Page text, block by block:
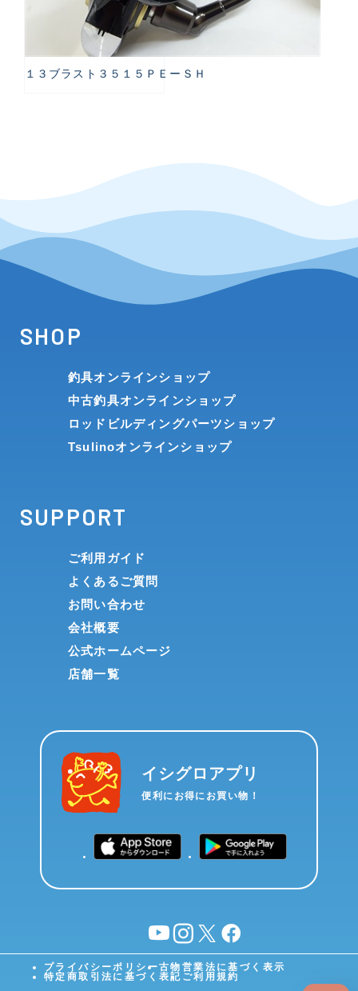
１３ブラスト３５１５ＰＥーＳＨ
SHOP
釣具オンラインショップ
中古釣具オンラインショップ
ロッドビルディングパーツショップ
Tsulinoオンラインショップ
SUPPORT
ご利用ガイド
よくあるご質問
お問い合わせ
会社概要
公式ホームページ
店舗一覧
イシグロアプリ
便利にお得にお買い物！
YouTubeinstagram
X facebook
プライバシーポリシー古物営業法に基づく表示
特定商取引法に基づく表記 ご利用規約